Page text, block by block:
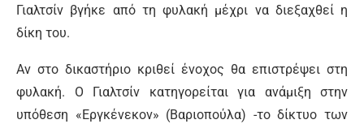
Γιαλτσίν βγήκε από τη φυλακή μέχρι να διεξαχθεί η
δίκη του.
Αν στο δικαστήριο κριθεί ένοχος θα επιστρέψει στη
φυλακή. Ο Γιαλτσίν κατηγορείται για ανάμιξη στην
υπόθεση «Εργκένεκον» (Βαριοπούλα) -το δίκτυο των